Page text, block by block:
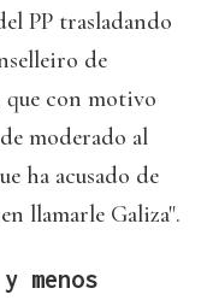
PP trasladando
de
que con motivo
moderado al
ha acusado de
llamarle Galiza".
menos